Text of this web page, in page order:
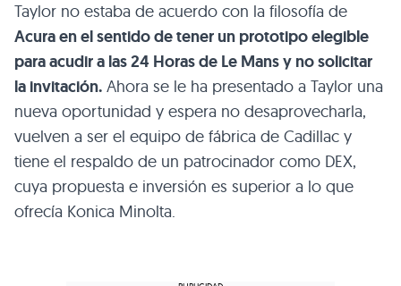
Taylor no estaba de acuerdo con la filosofía de
Acura en el sentido de tener un prototipo elegible
para acudir a las 24 Horas de Le Mans y no solicitar
la invitación. Ahora se le ha presentado a Taylor una
nueva oportunidad y espera no desaprovecharla,
vuelven a ser el equipo de fábrica de Cadillac y
tiene el respaldo de un patrocinador como DEX,
cuya propuesta e inversión es superior a lo que
ofrecía Konica Minolta.